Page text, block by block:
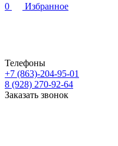
0
Избранное
Телефоны
+7 (863)-204-95-01
8 (928) 270-92-64
Заказать звонок